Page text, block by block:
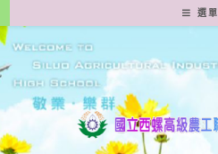
轉
至
要
容
選單